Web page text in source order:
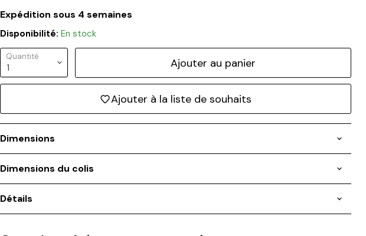
Expédition sous 4 semaines
Disponibilité: En stock
Quantité Ajouter au panier
Ajouter à la liste de souhaits
Dimensions
Dimensions du colis
Détails